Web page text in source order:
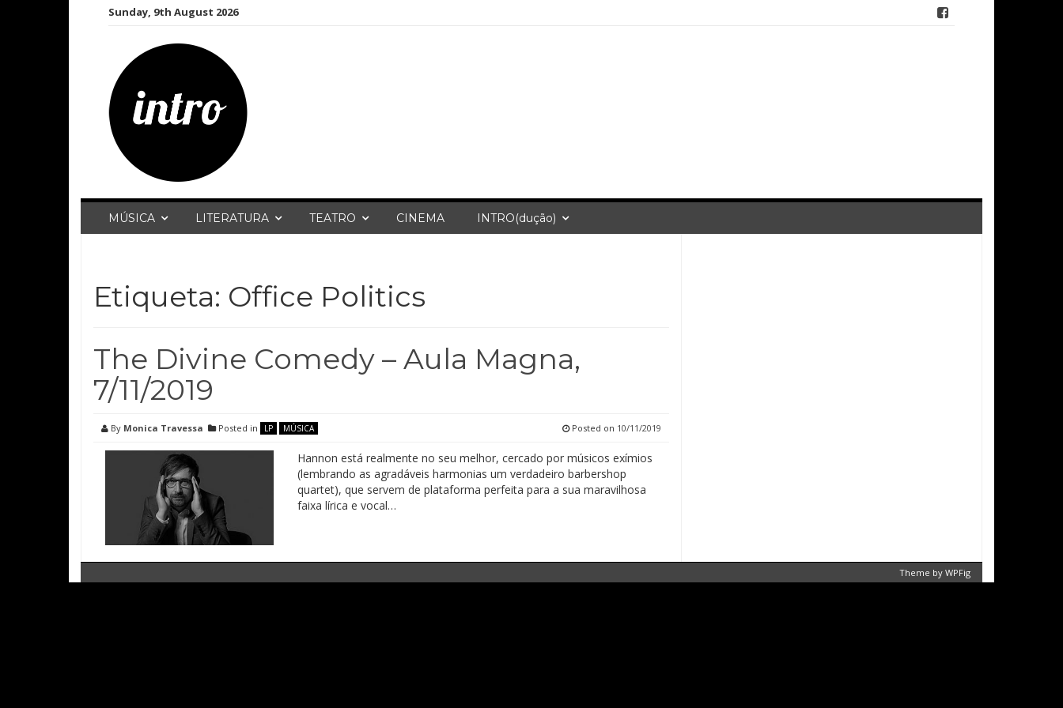
Sunday, 9th August 2026
MÚSICA LITERATURA TEATRO CINEMA INTRO(dução)
Etiqueta: Office Politics
The Divine Comedy – Aula Magna,
7/11/2019
By Monica Travessa Posted in LP MÚSICA Posted on 10/11/2019
Hannon está realmente no seu melhor, cercado por músicos exímios
(lembrando as agradáveis harmonias um verdadeiro barbershop
quartet), que servem de plataforma perfeita para a sua maravilhosa
faixa lírica e vocal…
Theme by WPFig